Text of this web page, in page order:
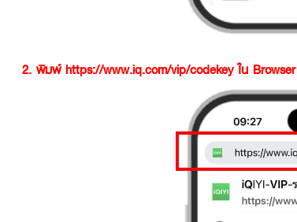
2. พิมพ์https://www.iq.com/vip/codekeyใน Browser